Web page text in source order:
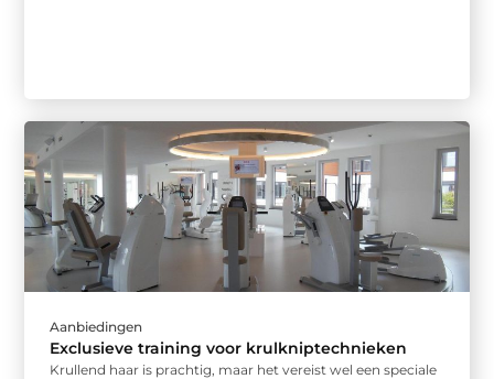
Aanbiedingen
Exclusieve training voor krulkniptechnieken
Krullend haar is prachtig, maar het vereist wel een speciale